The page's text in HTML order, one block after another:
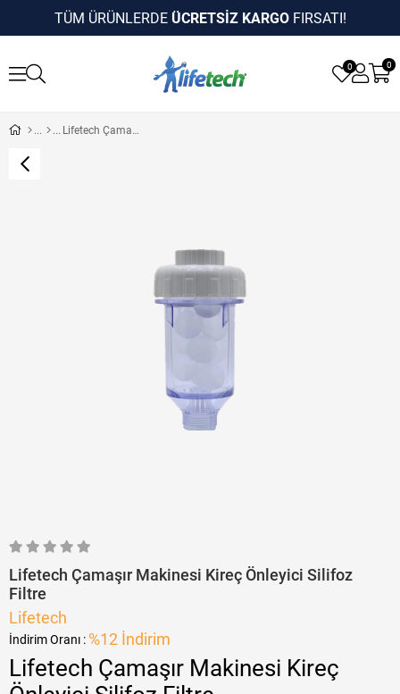
TÜM ÜRÜNLERDE ÜCRETSİZ KARGOFIRSATI!
0
0
Lifetech Çamaşır Makinesi Kireç Önleyici Silifoz Filtre
Lifetech Çamaşır Makinesi Kireç Önleyici Silifoz
Filtre
Lifetech
İndirim Oranı : %12 İndirim
Lifetech Çamaşır Makinesi Kireç